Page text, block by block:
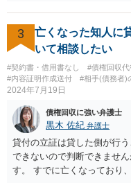
3
亡くなった知人に
いて相談したい
#契約書・借用書なし #債権回収代
#内容証明作成送付
#相手(債務者)
2024年7月19日
債権回収に強い弁護士
黒木 佐紀 弁護士
貸付の立証は貸した側が行
できないので判断できませ
す。 すでに亡くなっており